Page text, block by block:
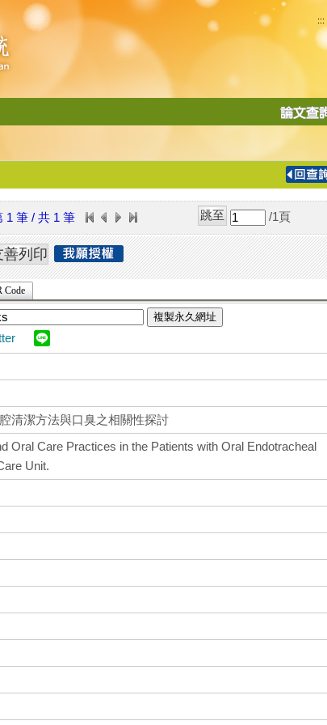
:::
導
1 筆 / 共 1 筆 /1 頁
Code
複製永久網址
清潔方法與口臭之相關性探討
Oral Care Practices in the Patients with Oral Endotracheal
Unit.